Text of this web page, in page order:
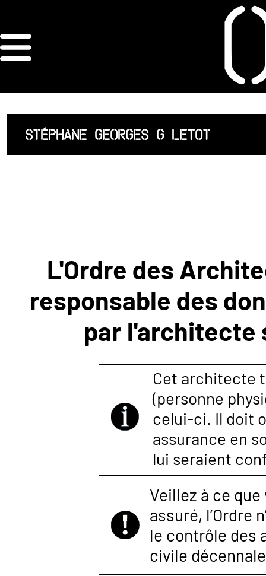
ORDRE DES
ARCHITECTES
ACCUEIL
LISTE DES
NOUS
CONTACTER
STÉPHANE GEORGES G LETOT
L'Ordre des
responsable des
par l'architecte
Cet architecte
(personne
celui-ci. Il doit
assurance en
lui seraient
Veillez à ce
assuré, l’Ordre
le contrôle des
civile